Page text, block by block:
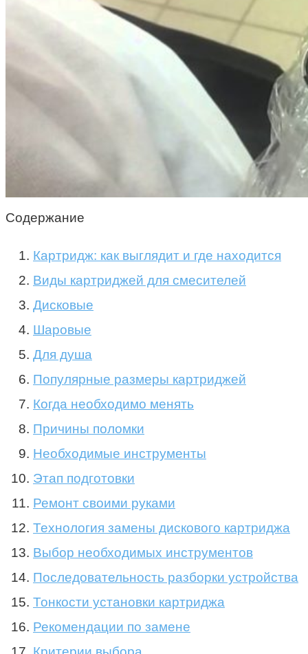
Содержание
Картридж: как выглядит и где находится
Виды картриджей для смесителей
Дисковые
Шаровые
Для душа
Популярные размеры картриджей
Когда необходимо менять
Причины поломки
Необходимые инструменты
Этап подготовки
Ремонт своими руками
Технология замены дискового картриджа
Выбор необходимых инструментов
Последовательность разборки устройства
Тонкости установки картриджа
Рекомендации по замене